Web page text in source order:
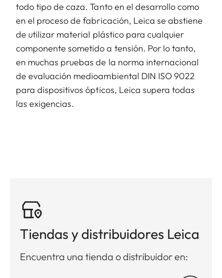
todo tipo de caza. Tanto en el desarrollo como
en el proceso de fabricación, Leica se abstiene
de utilizar material plástico para cualquier
componente sometido a tensión. Por lo tanto,
en muchas pruebas de la norma internacional
de evaluación medioambiental DIN ISO 9022
para dispositivos ópticos, Leica supera todas
las exigencias.
Tiendas y distribuidores Leica
Encuentra una tienda o distribuidor en: